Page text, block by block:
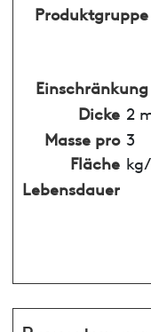
Produktgruppe
Einschränkung
Dicke 2
Masse pro
Fläche
3
Lebensdauer